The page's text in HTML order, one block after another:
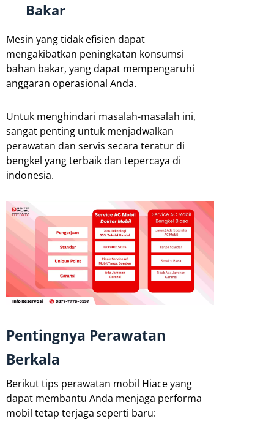
Bakar
Mesin yang tidak efisien dapat
mengakibatkan peningkatan konsumsi
bahan bakar, yang dapat mempengaruhi
anggaran operasional Anda.
Untuk menghindari masalah-masalah ini,
sangat penting untuk menjadwalkan
perawatan dan servis secara teratur di
bengkel yang terbaik dan tepercaya di
indonesia.
Pentingnya Perawatan
Berkala
Berikut tips perawatan mobil Hiace yang
dapat membantu Anda menjaga performa
mobil tetap terjaga seperti baru: